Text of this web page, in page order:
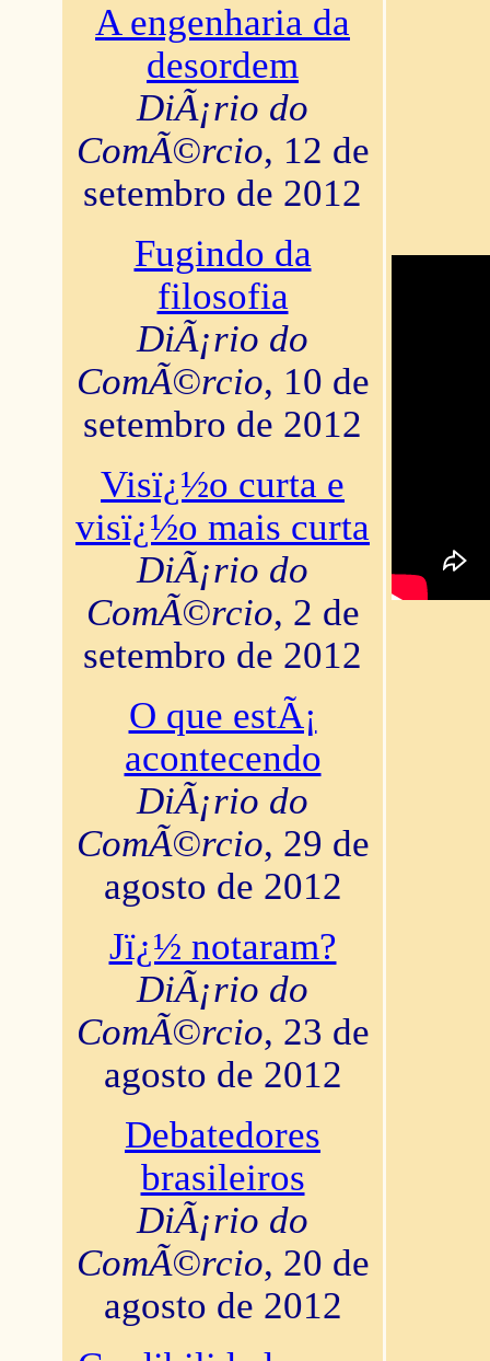
A engenharia da
desordem
DiÃ¡rio do
ComÃ©rcio, 12 de
setembro de 2012
Fugindo da
filosofia
DiÃ¡rio do
ComÃ©rcio, 10 de
setembro de 2012
Visï¿½o curta e
visï¿½o mais curta
DiÃ¡rio do
ComÃ©rcio, 2 de
setembro de 2012
O que estÃ¡
acontecendo
DiÃ¡rio do
ComÃ©rcio, 29 de
agosto de 2012
Jï¿½ notaram?
DiÃ¡rio do
ComÃ©rcio, 23 de
agosto de 2012
Debatedores
brasileiros
DiÃ¡rio do
ComÃ©rcio, 20 de
agosto de 2012